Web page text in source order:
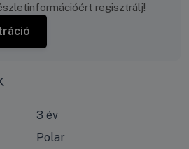
regisztrálj!
3 év
Polar